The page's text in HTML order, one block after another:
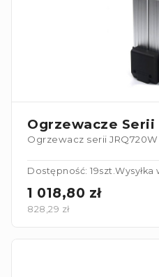
Ogrzewacze Serii
Ogrzewacz serii JRQ720W
Dostępność: 19szt.
1 018,80 zł
828,29 zł